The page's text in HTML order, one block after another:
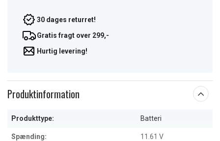
30 dages returret!
Gratis fragt over 299,-
Hurtig levering!
Produktinformation
Produkttype: Batteri
Spænding: 11.61 V